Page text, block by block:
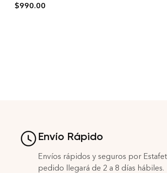
$990.00
Envío Rápido
Envíos rápidos y seguros por
pedido llegará de 2 a 8 días hábiles.